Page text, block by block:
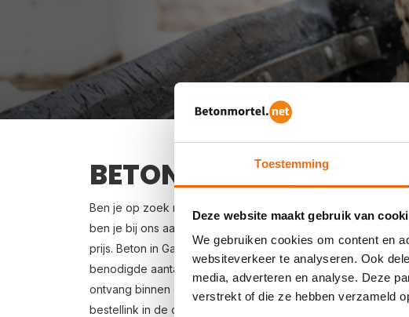
Toestemming
Deze website maakt gebruik van
We gebruiken cookies om content en
websiteverkeer te analyseren. Ook
media, adverteren en analyse. Deze
verstrekt of die ze hebben verzameld
BETON BESTELLEN IN
Ben je op zoek naar een leverancier bij jou in de buurt die
ben je bij ons aan het juiste adres. Wij bezorgen kant-en-
prijs. Beton in Garderen bestellen is eenvoudig: vraag
benodigde aantal m3, het type beton, de optionele keuze
ontvang binnen enkele seconden een gerichte prijs per e-
bestellink in de offertemail je beton bestellen. Levering in